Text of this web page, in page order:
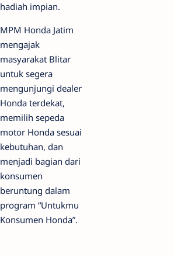
hadiah impian.
MPM Honda Jatim
mengajak
masyarakat Blitar
untuk segera
mengunjungi dealer
Honda terdekat,
memilih sepeda
motor Honda sesuai
kebutuhan, dan
menjadi bagian dari
konsumen
beruntung dalam
program “Untukmu
Konsumen Honda”.